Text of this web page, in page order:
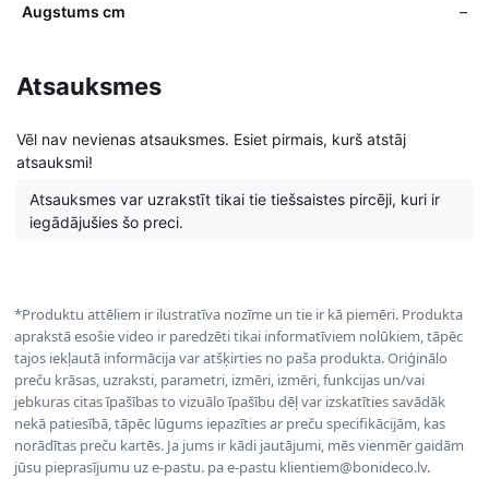
Augstums cm –
Atsauksmes
Vēl nav nevienas atsauksmes. Esiet pirmais, kurš atstāj
atsauksmi!
Atsauksmes var uzrakstīt tikai tie tiešsaistes pircēji, kuri ir
iegādājušies šo preci.
*Produktu attēliem ir ilustratīva nozīme un tie ir kā piemēri. Produkta
aprakstā esošie video ir paredzēti tikai informatīviem nolūkiem, tāpēc
tajos iekļautā informācija var atšķirties no paša produkta. Oriģinālo
preču krāsas, uzraksti, parametri, izmēri, izmēri, funkcijas un/vai
jebkuras citas īpašības to vizuālo īpašību dēļ var izskatīties savādāk
nekā patiesībā, tāpēc lūgums iepazīties ar preču specifikācijām, kas
norādītas preču kartēs. Ja jums ir kādi jautājumi, mēs vienmēr gaidām
jūsu pieprasījumu uz e-pastu. pa e-pastu klientiem@bonideco.lv.